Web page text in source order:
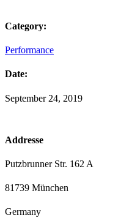
Category:
Performance
Date:
September 24, 2019
Addresse
Putzbrunner Str. 162 A
81739 München
Germany